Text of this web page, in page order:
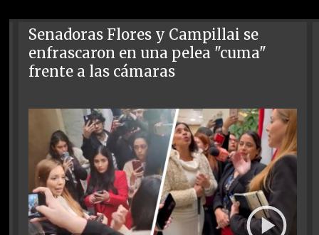
Senadoras Flores y Campillai se
enfrascaron en una pelea "cuma"
frente a las cámaras